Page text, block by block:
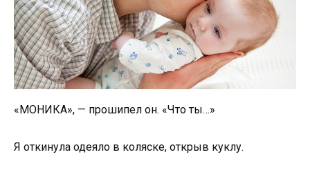
«МОНИКА», — прошипел он. «Что ты…»
Я откинула одеяло в коляске, открыв куклу.